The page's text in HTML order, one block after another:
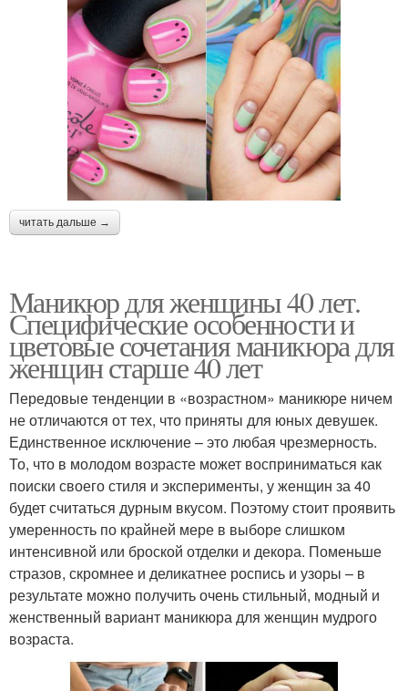
читать дальше →
Маникюр для женщины 40 лет.
Специфические особенности и
цветовые сочетания маникюра для
женщин старше 40 лет
Передовые тенденции в «возрастном» маникюре ничем
не отличаются от тех, что приняты для юных девушек.
Единственное исключение – это любая чрезмерность.
То, что в молодом возрасте может восприниматься как
поиски своего стиля и эксперименты, у женщин за 40
будет считаться дурным вкусом. Поэтому стоит проявить
умеренность по крайней мере в выборе слишком
интенсивной или броской отделки и декора. Поменьше
стразов, скромнее и деликатнее роспись и узоры – в
результате можно получить очень стильный, модный и
женственный вариант маникюра для женщин мудрого
возраста.